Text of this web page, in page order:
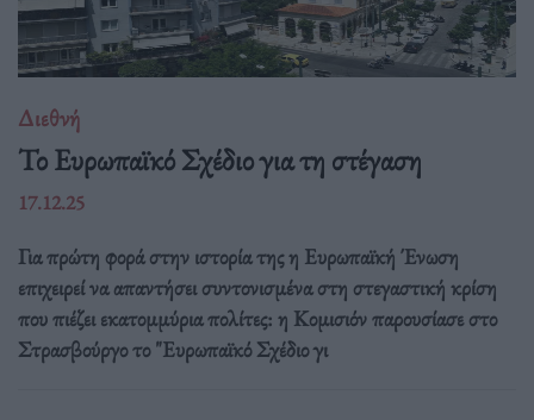
Διεθνή
Το Ευρωπαϊκό Σχέδιο για τη στέγαση
17.12.25
Για πρώτη φορά στην ιστορία της η Ευρωπαϊκή Ένωση
επιχειρεί να απαντήσει συντονισμένα στη στεγαστική κρίση
που πιέζει εκατομμύρια πολίτες: η Κομισιόν παρουσίασε στο
Στρασβούργο το "Ευρωπαϊκό Σχέδιο γι